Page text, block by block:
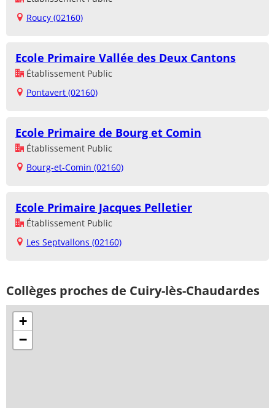
Roucy (02160)
Ecole Primaire Vallée des Deux Cantons
Établissement Public
Pontavert (02160)
Ecole Primaire de Bourg et Comin
Établissement Public
Bourg-et-Comin (02160)
Ecole Primaire Jacques Pelletier
Établissement Public
Les Septvallons (02160)
Collèges proches de Cuiry-lès-Chaudardes
+
−